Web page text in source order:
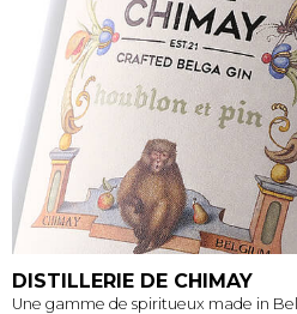
DISTILLERIE DE CHIMAY
Une gamme de spiritueux made in